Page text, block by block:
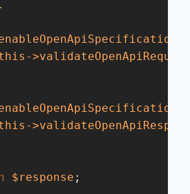
-
-
$response ;